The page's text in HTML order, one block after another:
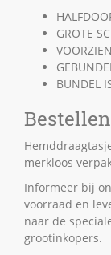
GROTE
BUNDEL
Bestellen
merkloos
Informeer bij
voorraad en
naar de
grootinkopers.